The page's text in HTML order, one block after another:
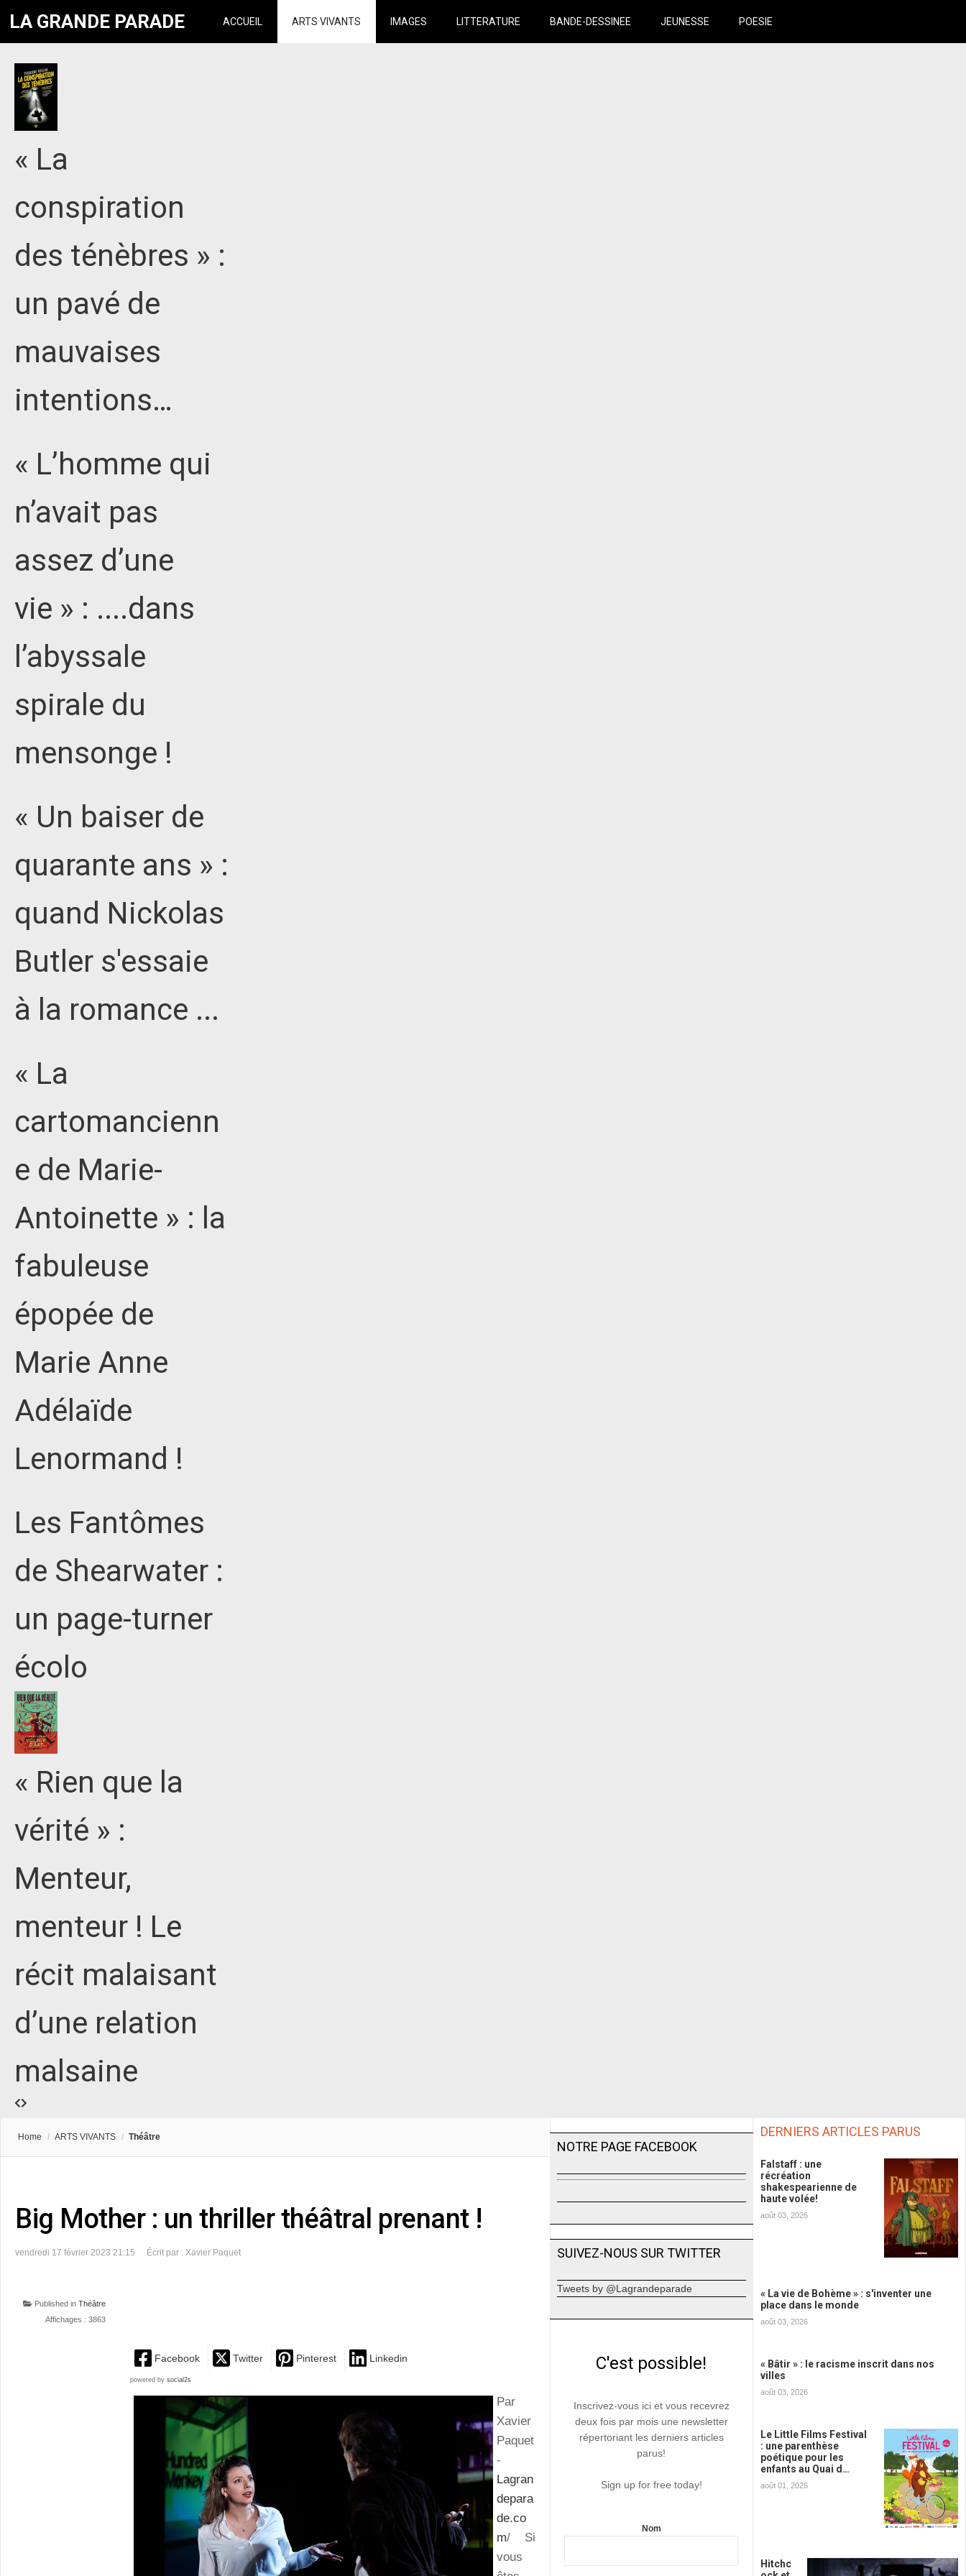
LA GRANDE PARADE ACCUEIL ARTS VIVANTS IMAGES LITTERATURE BANDE-DESSINEE JEUNESSE POESIE
« La
conspiration
des ténèbres » :
un pavé de
mauvaises
intentions…
« L’homme qui
n’avait pas
assez d’une
vie » : ....dans
l’abyssale
spirale du
mensonge !
« Un baiser de
quarante ans » :
quand Nickolas
Butler s'essaie
à la romance ...
« La
cartomancienn
e de Marie-
Antoinette » : la
fabuleuse
épopée de
Marie Anne
Adélaïde
Lenormand !
Les Fantômes
de Shearwater :
un page-turner
écolo
« Rien que la
vérité » :
Menteur,
menteur ! Le
récit malaisant
d’une relation
malsaine
Home / ARTS VIVANTS / Théâtre
Big Mother : un thriller théâtral prenant !
vendredi 17 février 2023 21:15 Écrit par : Xavier Paquet
Published in Théâtre
Affichages : 3863
Facebook Twitter Pinterest Linkedin
powered by social2s
Par
Xavier
Paquet
-
Lagran
depara
de.co
m/ Si
vous
NOTRE PAGE FACEBOOK
SUIVEZ-NOUS SUR TWITTER
Tweets by @Lagrandeparade
C'est possible!
Inscrivez-vous ici et vous recevrez
deux fois par mois une newsletter
répertoriant les derniers articles
parus!
Sign up for free today!
Nom
DERNIERS ARTICLES PARUS
Falstaff : une
récréation
shakespearienne de
haute volée!
août 03, 2026
« La vie de Bohème » : s'inventer une
place dans le monde
août 03, 2026
« Bâtir » : le racisme inscrit dans nos
villes
août 03, 2026
Le Little Films Festival
: une parenthèse
poétique pour les
enfants au Quai d…
août 01, 2026
Hitchc